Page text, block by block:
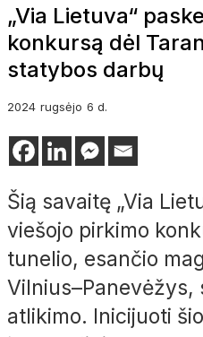
„Via Lietuva“
konkursą dėl
statybos darbų
2024 rugsėjo 6 d.
Šią savaitę „Via
viešojo pirkimo
tunelio, esančio
Vilnius–Panevėžys,
atlikimo. Inicijuoti